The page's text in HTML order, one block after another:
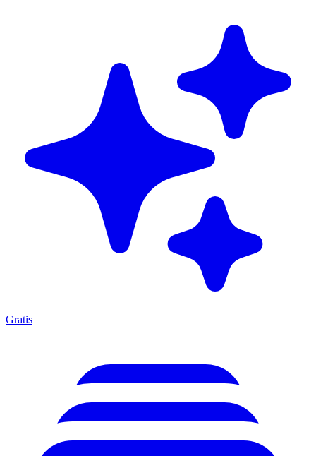
Gratis